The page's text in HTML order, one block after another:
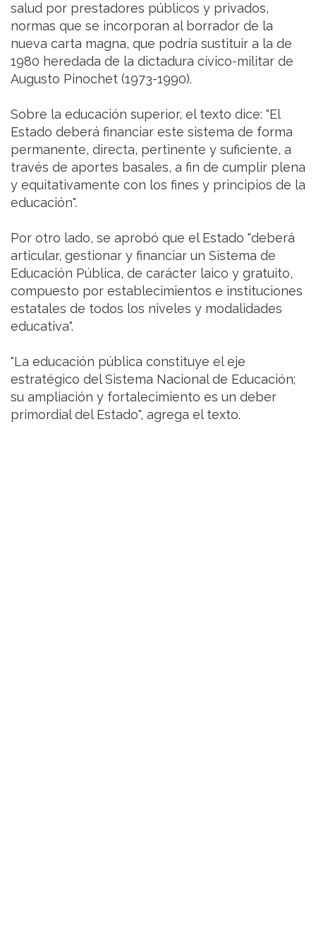
salud por prestadores públicos y privados,
normas que se incorporan al borrador de la
nueva carta magna, que podría sustituir a la de
1980 heredada de la dictadura cívico-militar de
Augusto Pinochet (1973-1990).
Sobre la educación superior, el texto dice: "El
Estado deberá financiar este sistema de forma
permanente, directa, pertinente y suficiente, a
través de aportes basales, a fin de cumplir plena
y equitativamente con los fines y principios de la
educación".
Por otro lado, se aprobó que el Estado "deberá
articular, gestionar y financiar un Sistema de
Educación Pública, de carácter laico y gratuito,
compuesto por establecimientos e instituciones
estatales de todos los niveles y modalidades
educativa".
"La educación pública constituye el eje
estratégico del Sistema Nacional de Educación;
su ampliación y fortalecimiento es un deber
primordial del Estado", agrega el texto.